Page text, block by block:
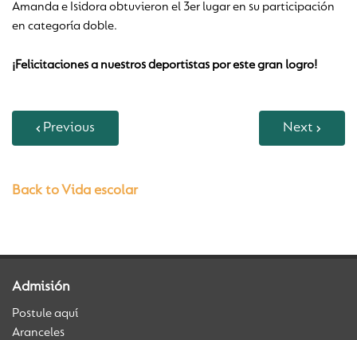
Amanda e Isidora obtuvieron el 3er lugar en su participación
en categoría doble.
¡Felicitaciones a nuestros deportistas por este gran logro!
Previous Next
Back to Vida escolar
Admisión
Postule aquí
Aranceles